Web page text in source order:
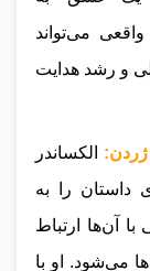
می‌تواند
و رشد هدایت
ژردن:
الکساندر
را به
آن‌ها ارتباط
می‌شود. او با